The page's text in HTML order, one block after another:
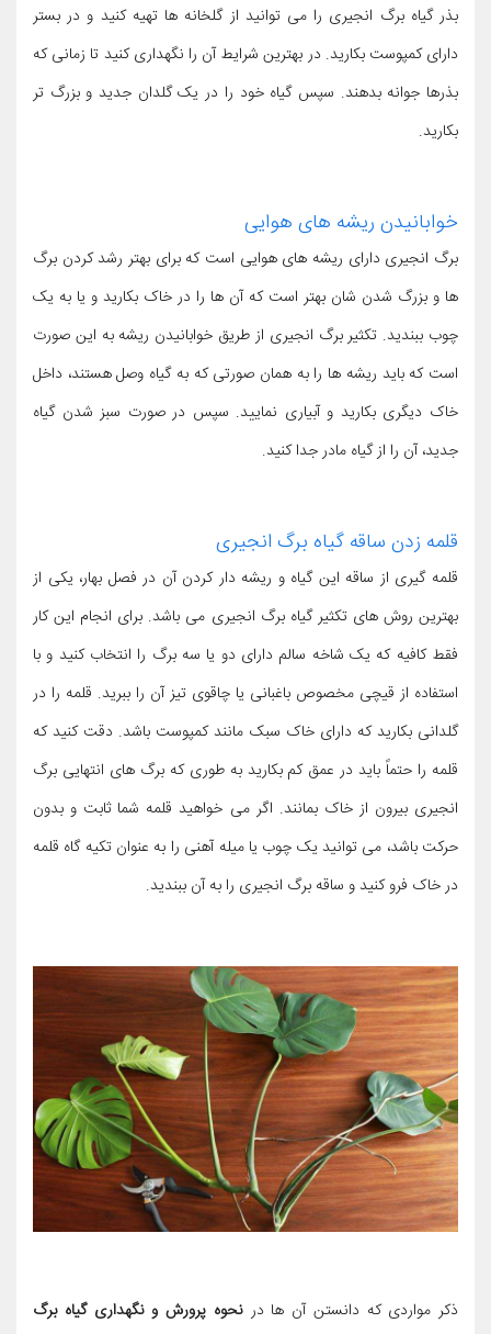
بذر گیاه برگ انجیری را می توانید از گلخانه ها تهیه کنید و در بستر
دارای کمپوست بکارید. در بهترین شرایط آن را نگهداری کنید تا زمانی که
بذرها جوانه بدهند. سپس گیاه خود را در یک گلدان جدید و بزرگ تر
بکارید.
خوابانیدن ریشه های هوایی
برگ انجیری دارای ریشه های هوایی است که برای بهتر رشد کردن برگ
ها و بزرگ شدن شان بهتر است که آن ها را در خاک بکارید و یا به یک
چوب ببندید. تکثیر برگ انجیری از طریق خوابانیدن ریشه به این صورت
است که باید ریشه ها را به همان صورتی که به گیاه وصل هستند، داخل
خاک دیگری بکارید و آبیاری نمایید. سپس در صورت سبز شدن گیاه
جدید، آن را از گیاه مادر جدا کنید.
قلمه زدن ساقه گیاه برگ انجیری
قلمه گیری از ساقه این گیاه و ریشه دار کردن آن در فصل بهار، یکی از
بهترین روش های تکثیر گیاه برگ انجیری می باشد. برای انجام این کار
فقط کافیه که یک شاخه سالم دارای دو یا سه برگ را انتخاب کنید و با
استفاده از قیچی مخصوص باغبانی یا چاقوی تیز آن را ببرید. قلمه را در
گلدانی بکارید که دارای خاک سبک مانند کمپوست باشد. دقت کنید که
قلمه را حتماً باید در عمق کم بکارید به طوری که برگ های انتهایی برگ
انجیری بیرون از خاک بمانند. اگر می خواهید قلمه شما ثابت و بدون
حرکت باشد، می توانید یک چوب یا میله آهنی را به عنوان تکیه گاه قلمه
در خاک فرو کنید و ساقه برگ انجیری را به آن ببندید.
ذکر مواردی که دانستن آن ها درنحوه پرورش و نگهداری گیاه برگ